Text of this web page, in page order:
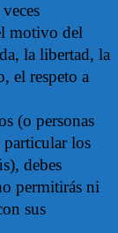
motivo del
la libertad, la
el respeto a
(o personas
particular los
debes
permitirás ni
sus